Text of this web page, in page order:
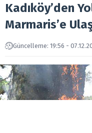
Kadıköy’den
Marmaris’e
Güncelleme: 19:56 -